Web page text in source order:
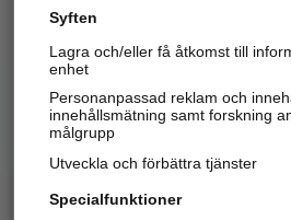
Hitta.se - Gratis nummerupplysning.
Sök företag, personer och platser.
Hitta telefonnummer, adresser,
Syften
Lagra och/eller få åtkomst till
enhet
Personanpassad reklam och
innehållsmätning samt forskning
målgrupp
Utveckla och förbättra tjänster
Specialfunktioner